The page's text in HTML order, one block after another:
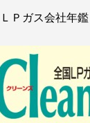
ＬＰガス会社年